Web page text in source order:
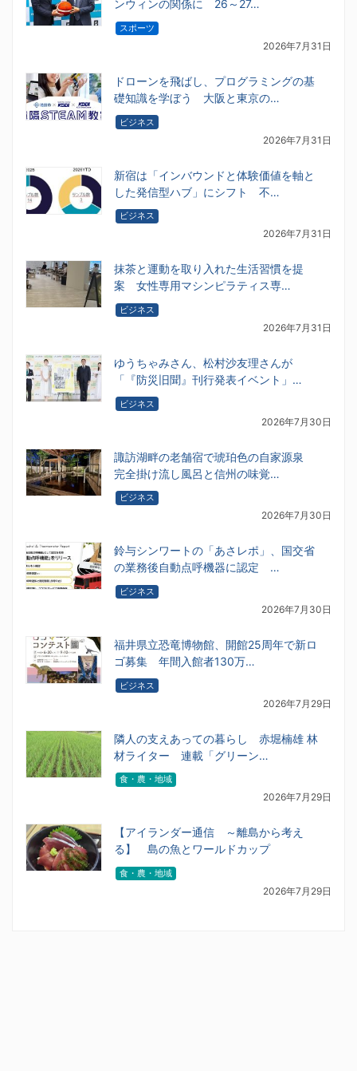
ンウィンの関係に 26～27…
スポーツ
2026年7月31日
ドローンを飛ばし、プログラミングの基
礎知識を学ぼう 大阪と東京の…
ビジネス
2026年7月31日
新宿は「インバウンドと体験価値を軸と
した発信型ハブ」にシフト 不…
ビジネス
2026年7月31日
抹茶と運動を取り入れた生活習慣を提
案 女性専用マシンピラティス専…
ビジネス
2026年7月31日
ゆうちゃみさん、松村沙友理さんが
「『防災旧聞』刊行発表イベント」…
ビジネス
2026年7月30日
諏訪湖畔の老舗宿で琥珀色の自家源泉
完全掛け流し風呂と信州の味覚…
ビジネス
2026年7月30日
鈴与シンワートの「あさレポ」、国交省
の業務後自動点呼機器に認定 …
ビジネス
2026年7月30日
福井県立恐竜博物館、開館25周年で新ロ
ゴ募集 年間入館者130万…
ビジネス
2026年7月29日
隣人の支えあっての暮らし 赤堀楠雄 林
材ライター 連載「グリーン…
食・農・地域
2026年7月29日
【アイランダー通信 ～離島から考え
る】 島の魚とワールドカップ
食・農・地域
2026年7月29日